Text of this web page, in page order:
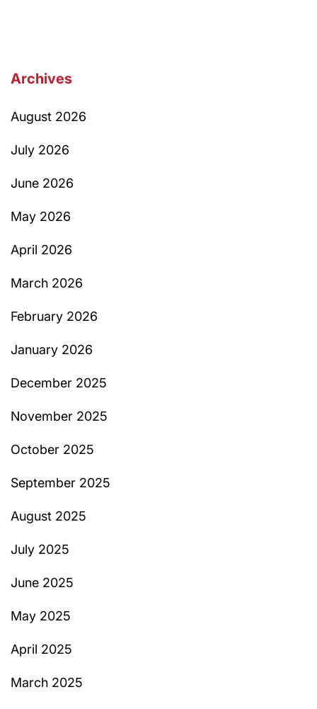
Archives
August 2026
July 2026
June 2026
May 2026
April 2026
March 2026
February 2026
January 2026
December 2025
November 2025
October 2025
September 2025
August 2025
July 2025
June 2025
May 2025
April 2025
March 2025